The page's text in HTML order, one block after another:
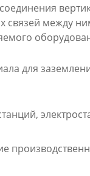
связей между
для